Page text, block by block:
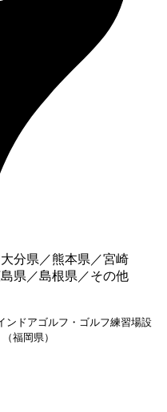
分県／熊本県／宮崎
県／島根県／その他
ンドアゴルフ・ゴルフ練習場設
福岡県）